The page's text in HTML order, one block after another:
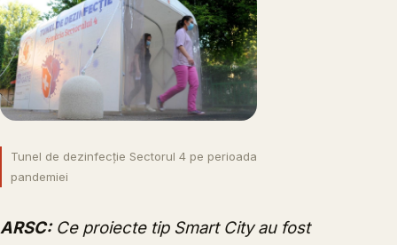
Tunel de dezinfecție Sectorul 4 pe perioada
pandemiei
ARSC:Ce proiecte tip Smart City au fost